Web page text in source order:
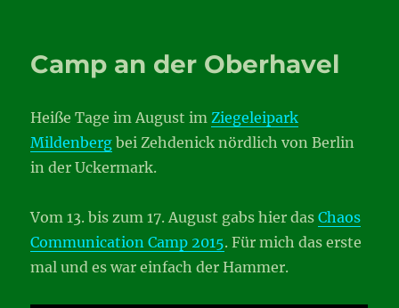
Camp an der Oberhavel
Heiße Tage im August imZiegeleipark
Mildenberg bei Zehdenick nördlich von Berlin
in der Uckermark.
Vom 13. bis zum 17. August gabs hier dasChaos
Communication Camp 2015. Für mich das erste
mal und es war einfach der Hammer.